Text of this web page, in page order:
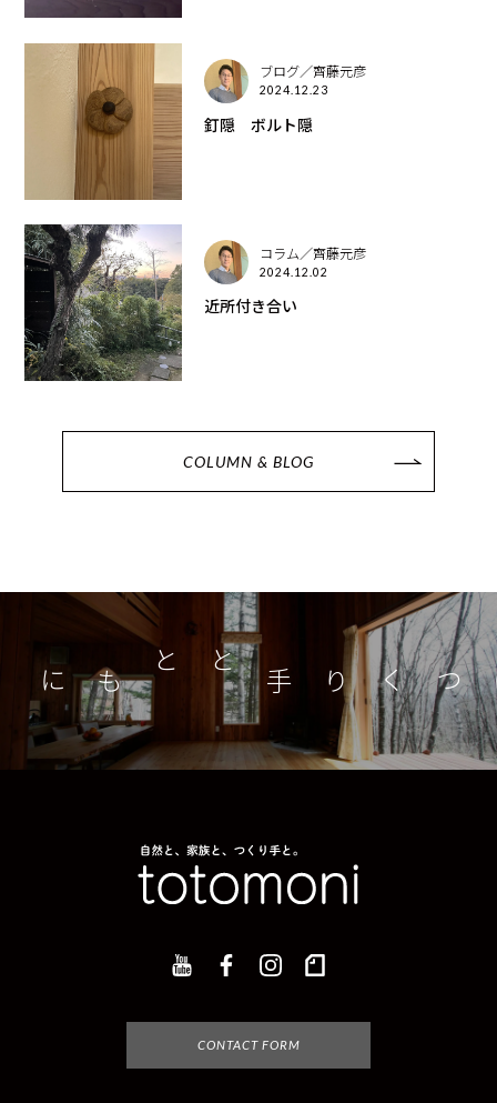
ブログ／齊藤元彦
2024.12.23
釘隠 ボルト隠
コラム／齊藤元彦
2024.12.02
近所付き合い
COLUMN & BLOG
つくり手とともに
CONTACT FORM